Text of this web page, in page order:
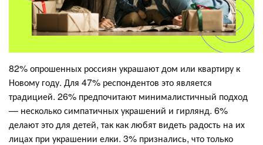
82% опрошенных россиян украшают дом или квартиру к
Новому году. Для 47% респондентов это является
традицией. 26% предпочитают минималистичный подход
— несколько симпатичных украшений и гирлянд. 6%
делают это для детей, так как любят видеть радость на их
лицах при украшении елки. 3% признались, что только